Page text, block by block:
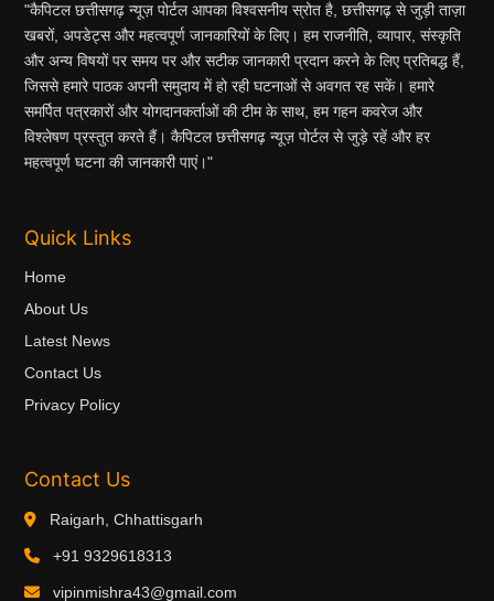
"कैपिटल छत्तीसगढ़ न्यूज़ पोर्टल आपका विश्वसनीय स्रोत है, छत्तीसगढ़ से जुड़ी ताज़ा
खबरों, अपडेट्स और महत्वपूर्ण जानकारियों के लिए। हम राजनीति, व्यापार, संस्कृति
और अन्य विषयों पर समय पर और सटीक जानकारी प्रदान करने के लिए प्रतिबद्ध हैं,
जिससे हमारे पाठक अपनी समुदाय में हो रही घटनाओं से अवगत रह सकें। हमारे
समर्पित पत्रकारों और योगदानकर्ताओं की टीम के साथ, हम गहन कवरेज और
विश्लेषण प्रस्तुत करते हैं। कैपिटल छत्तीसगढ़ न्यूज़ पोर्टल से जुड़े रहें और हर
महत्वपूर्ण घटना की जानकारी पाएं।"
Quick Links
Home
About Us
Latest News
Contact Us
Privacy Policy
Contact Us
Raigarh, Chhattisgarh
+91 9329618313
vipinmishra43@gmail.com